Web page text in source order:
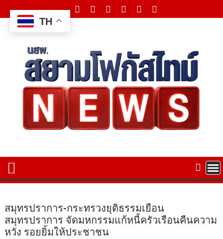
to
content
สมุทรปราการ-กระทรวงยุติธรรมเยือน
สมุทรปราการ จัดมหกรรมแก้หนี้ครัวเรือนคืนความ
หวัง รอยยิ้มให้ประชาชน
TH